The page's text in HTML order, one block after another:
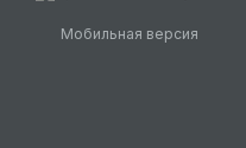
Мобильная версия